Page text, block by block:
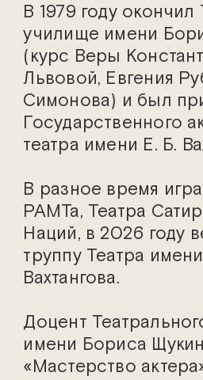
Александр Вдовин
Ефим Белосорочка
В 1979 году окончил
училище имени
(курс Веры
Львовой, Евгения
Симонова) и был
Государственного
театра имени Е. Б.
В разное время
РАМТа, Театра
Наций, в 2026 году
труппу Театра
Вахтангова.
Доцент
имени Бориса
«Мастерство